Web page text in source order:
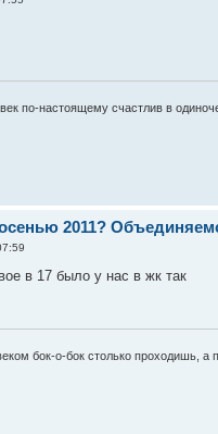
по-настоящему счастлив в
2011?
в 17 было у нас в жк так
бок-о-бок столько проходишь, а